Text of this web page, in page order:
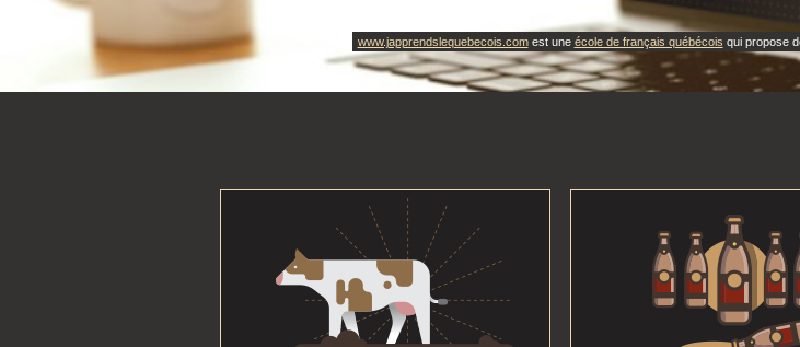
www.japprendslequebecois.comest une école de français québécois qui propose